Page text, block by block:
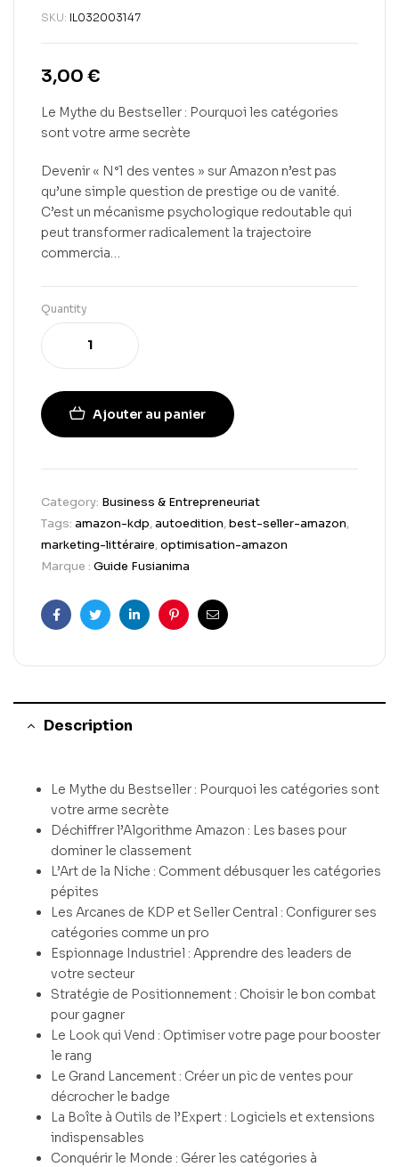
SKU: IL032003147
3,00 €
Le Mythe du Bestseller : Pourquoi les catégories
sont votre arme secrète
Devenir « N°1 des ventes » sur Amazon n’est pas
qu’une simple question de prestige ou de vanité.
C’est un mécanisme psychologique redoutable qui
peut transformer radicalement la trajectoire
commercia…
Quantity
Ajouter au panier
Category: Business & Entrepreneuriat
Tags: amazon-kdp,autoedition,best-seller-amazon,
marketing-littéraire,optimisation-amazon
Marque : Guide Fusianima
FacebookTwitterLinkedinPinterestEmail
Description
Le Mythe du Bestseller : Pourquoi les catégories sont
votre arme secrète
Déchiffrer l’Algorithme Amazon : Les bases pour
dominer le classement
L’Art de la Niche : Comment débusquer les catégories
pépites
Les Arcanes de KDP et Seller Central : Configurer ses
catégories comme un pro
Espionnage Industriel : Apprendre des leaders de
votre secteur
Stratégie de Positionnement : Choisir le bon combat
pour gagner
Le Look qui Vend : Optimiser votre page pour booster
le rang
Le Grand Lancement : Créer un pic de ventes pour
décrocher le badge
La Boîte à Outils de l’Expert : Logiciels et extensions
indispensables
Conquérir le Monde : Gérer les catégories à